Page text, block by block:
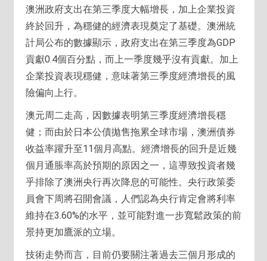
澳洲政府支出在第三季度大幅增長，加上企業投資
終於回升，為穩健的經濟表現奠定了基礎。澳洲統
計局公布的數據顯示，政府支出在第三季度為GDP
貢獻0.4個百分點，而上一季度幾乎沒有貢獻。加上
企業投資表現穩健，意味著第三季度經濟增長的風
險偏向上行。
澳元周二走高，因數據表明第三季度經濟增長穩
健；而由於日本公債拋售拖累全球市場，澳洲債券
收益率躍升至11個月高點。經濟增長的回升是近幾
個月通脹率高於預期的原因之一，這導致投資者幾
乎排除了澳洲央行再次降息的可能性。央行政策委
員會下周將召開會議，人們認為央行肯定會將利率
維持在3.60%的水平，並可能對進一步寬鬆政策的前
景持更加鷹派的立場。
技術走勢而言，目前仍要關注著過去三個月形成的